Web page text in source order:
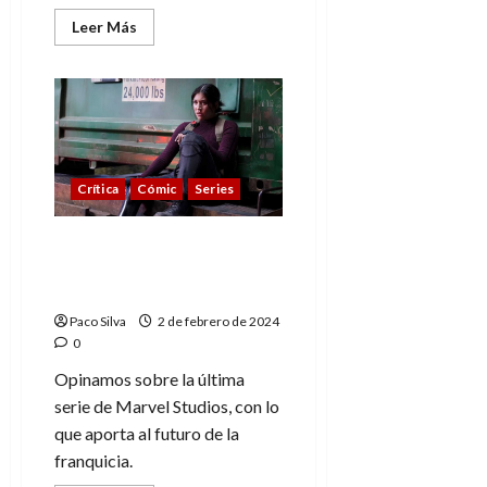
Leer Más
más
Echo,
¿serie
propia
o
parche
narrativo?
(Parte
2)
Crítica Cómic Series
Paco Silva
2 de febrero de 2024
0
Opinamos sobre la última
serie de Marvel Studios, con lo
que aporta al futuro de la
franquicia.